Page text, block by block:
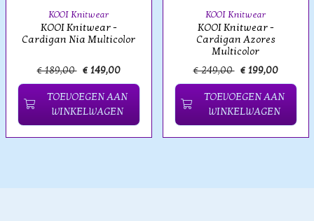
KOOI Knitwear
KOOI Knitwear -
Cardigan Nia Multicolor
€ 189,00 € 149,00
TOEVOEGEN AAN
WINKELWAGEN
KOOI Knitwear
KOOI Knitwear -
Cardigan Azores
Multicolor
€ 249,00 € 199,00
TOEVOEGEN AAN
WINKELWAGEN